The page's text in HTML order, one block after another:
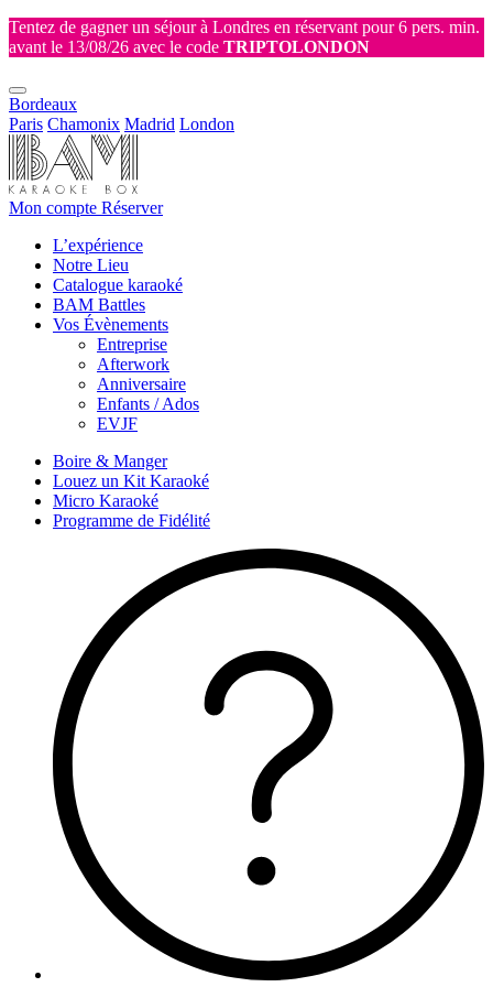
Tentez de gagner un séjour à Londres en réservant pour 6 pers. min.
avant le 13/08/26 avec le code TRIPTOLONDON
Bordeaux
Paris Chamonix Madrid London
Mon compte Réserver
L’expérience
Notre Lieu
Catalogue karaoké
BAM Battles
Vos Évènements
Entreprise
Afterwork
Anniversaire
Enfants / Ados
EVJF
Boire & Manger
Louez un Kit Karaoké
Micro Karaoké
Programme de Fidélité